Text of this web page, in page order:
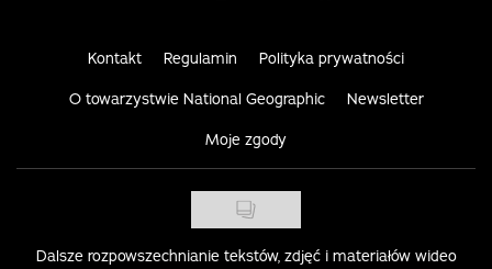
Kontakt Regulamin Polityka prywatności
O towarzystwie National Geographic Newsletter
Moje zgody
Dalsze rozpowszechnianie tekstów, zdjęć i materiałów wideo